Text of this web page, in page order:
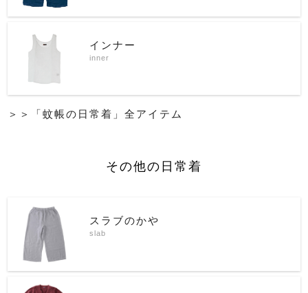
インナー
inner
＞＞「蚊帳の日常着」全アイテム
その他の日常着
スラブのかや
slab